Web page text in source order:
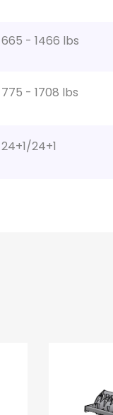
665 - 1466 lbs
775 - 1708 lbs
24+1/24+1